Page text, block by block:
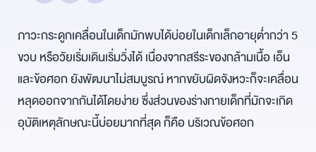
ภาวะกระดูกเคลื่อนในเด็กมักพบได้บ่อยในเด็กเล็กอายุต่ำกว่า 5
ขวบ หรือวัยเริ่มเดินเริ่มวิ่งได้ เนื่องจากสรีระของกล้ามเนื้อ เอ็น
และข้อศอก ยังพัฒนาไม่สมบูรณ์ หากขยับผิดจังหวะก็จะเคลื่อน
หลุดออกจากกันได้โดยง่าย ซึ่งส่วนของร่างกายเด็กที่มักจะเกิด
อุบัติเหตุลักษณะนี้บ่อยมากที่สุด ก็คือ บริเวณข้อศอก